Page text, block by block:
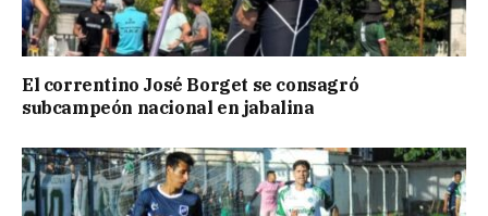
El correntino José Borget se consagró
subcampeón nacional en jabalina